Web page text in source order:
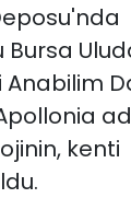
ad
kenti